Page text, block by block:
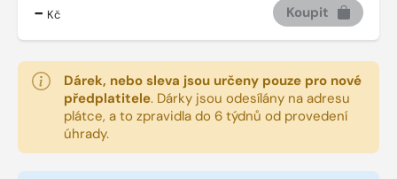
- Kč Koupit
Dárek, nebo sleva jsou určeny pouze pro nové
předplatitele. Dárky jsou odesílány na adresu
plátce, a to zpravidla do 6 týdnů od provedení
úhrady.